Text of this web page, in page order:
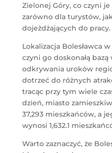
Zielonej Góry, co czyni
zarówno dla turystów,
dojeżdżających do pracy.
Lokalizacja Bolesławca
czyni go doskonałą
odkrywania uroków
dotrzeć do różnych
tracąc przy tym wiele
dzień, miasto
37,293 mieszkańców, a
wynosi 1,632.1
Warto zaznaczyć, że